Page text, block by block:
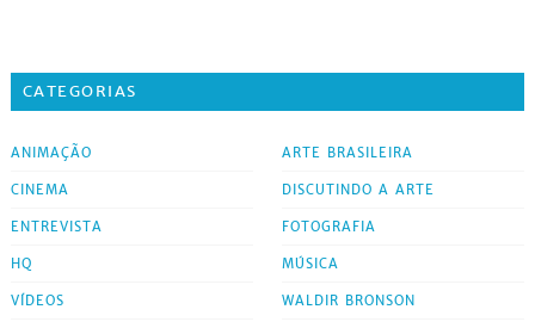
CATEGORIAS
ANIMAÇÃO ARTE BRASILEIRA
CINEMA DISCUTINDO A ARTE
ENTREVISTA FOTOGRAFIA
HQ MÚSICA
VÍDEOS WALDIR BRONSON